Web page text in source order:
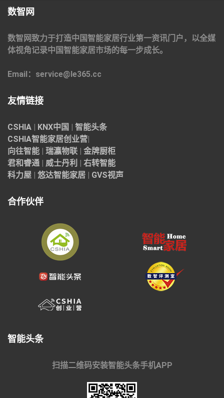
数智网
数智网致力于打造中国智能家居行业第一资讯门户，以全媒
体视角记录中国智能家居市场的每一步成长。
Email：service@le365.cc
友情链接
CSHIA | KNX中国 | 智能头条
CSHIA智能家居创业营|
向往智能 | 瑞瀛物联 | 金牌厨柜
君和睿通 | 威士丹利 | 右转智能
科力屋 | 悠达智能家居 | GVS视声
合作伙伴
智能头条
扫描二维码安装智能头条手机APP